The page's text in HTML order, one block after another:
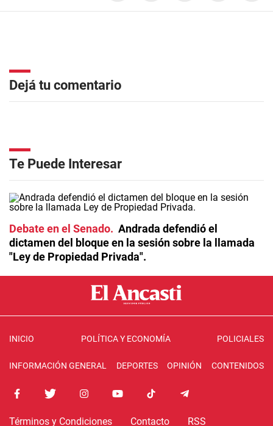
Dejá tu comentario
Te Puede Interesar
Debate en el Senado
Andrada defendió el
dictamen del bloque en la sesión sobre la llamada
"Ley de Propiedad Privada".
INICIO POLÍTICA Y ECONOMÍA POLICIALES
INFORMACIÓN GENERAL DEPORTES OPINIÓN CONTENIDOS
Términos y Condiciones Contacto RSS